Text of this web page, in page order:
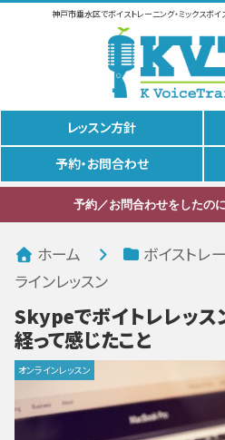
神戸市垂水区でボイストレーニング・ミックスボ
レッスン方針
予約・お問合わせ
予約／お問合わせをしたの
ホーム ボイストレ
ラインレッスン
Skypeでボイトレレッス
経って感じたこと
オンラインレッスン